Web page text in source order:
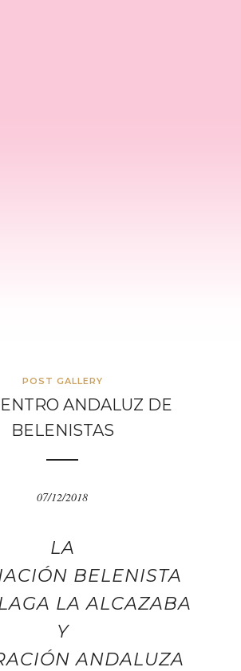
POST GALLERY
ANDALUZ DE
BELENISTAS
07/12/2018
LA
BELENISTA
LA ALCAZABA
Y
ANDALUZA